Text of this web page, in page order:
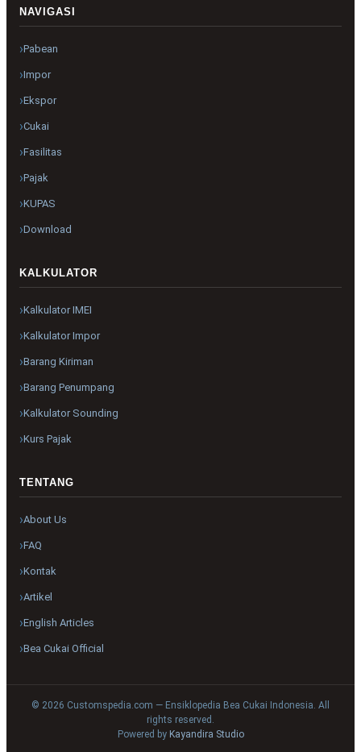
NAVIGASI
Pabean
Impor
Ekspor
Cukai
Fasilitas
Pajak
KUPAS
Download
KALKULATOR
Kalkulator IMEI
Kalkulator Impor
Barang Kiriman
Barang Penumpang
Kalkulator Sounding
Kurs Pajak
TENTANG
About Us
FAQ
Kontak
Artikel
English Articles
Bea Cukai Official
© 2026 Customspedia.com — Ensiklopedia Bea Cukai Indonesia. All
rights reserved.
Powered by Kayandira Studio